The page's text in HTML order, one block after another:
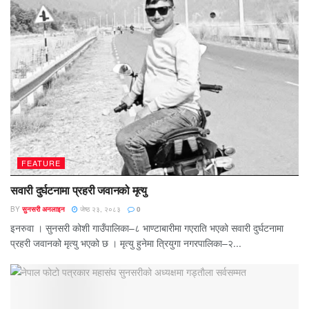
FEATURE
सवारी दुर्घटनामा प्रहरी जवानको मृत्यु
BY सुनसरी अनलाइन जेष्ठ २३, २०८३ 0
इनरुवा । सुनसरी कोशी गाउँपालिका–८ भाण्टाबारीमा गएराति भएको सवारी दुर्घटनामा
प्रहरी जवानको मृत्यु भएको छ । मृत्यु हुनेमा त्रियुगा नगरपालिका–२...